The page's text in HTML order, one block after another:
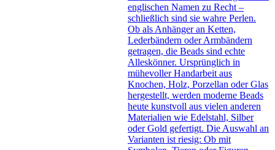
englischen Namen zu Recht –
schließlich sind sie wahre Perlen.
Ob als Anhänger an Ketten,
Lederbändern oder Armbändern
getragen, die Beads sind echte
Alleskönner. Ursprünglich in
mühevoller Handarbeit aus
Knochen, Holz, Porzellan oder Glas
hergestellt, werden moderne Beads
heute kunstvoll aus vielen anderen
Materialien wie Edelstahl, Silber
oder Gold gefertigt. Die Auswahl an
Varianten ist riesig: Ob mit